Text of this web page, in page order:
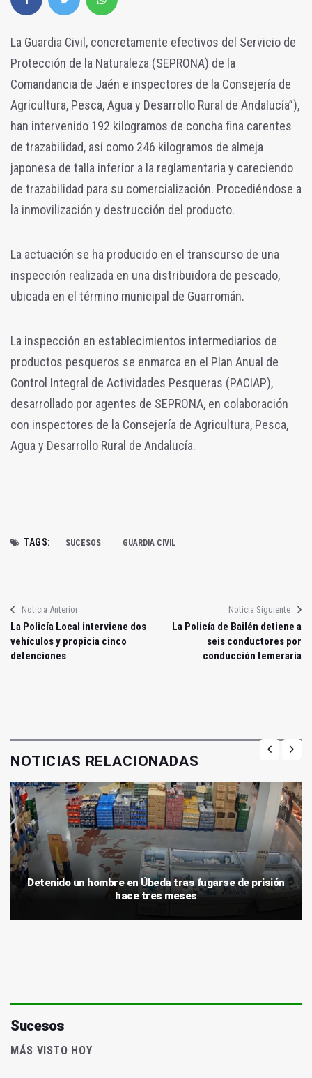
La Guardia Civil, concretamente efectivos del Servicio de
Protección de la Naturaleza (SEPRONA) de la
Comandancia de Jaén e inspectores de la Consejería de
Agricultura, Pesca, Agua y Desarrollo Rural de Andalucía”),
han intervenido 192 kilogramos de concha fina carentes
de trazabilidad, así como 246 kilogramos de almeja
japonesa de talla inferior a la reglamentaria y careciendo
de trazabilidad para su comercialización. Procediéndose a
la inmovilización y destrucción del producto.
La actuación se ha producido en el transcurso de una
inspección realizada en una distribuidora de pescado,
ubicada en el término municipal de Guarromán.
La inspección en establecimientos intermediarios de
productos pesqueros se enmarca en el Plan Anual de
Control Integral de Actividades Pesqueras (PACIAP),
desarrollado por agentes de SEPRONA, en colaboración
con inspectores de la Consejería de Agricultura, Pesca,
Agua y Desarrollo Rural de Andalucía.
TAGS: SUCESOS GUARDIA CIVIL
Noticia Anterior
La Policía Local interviene dos
vehículos y propicia cinco
detenciones
Noticia Siguiente
La Policía de Bailén detiene a
seis conductores por
conducción temeraria
NOTICIAS RELACIONADAS
Detenido un hombre en Úbeda tras fugarse de prisión
hace tres meses
Sucesos
MÁS VISTO HOY